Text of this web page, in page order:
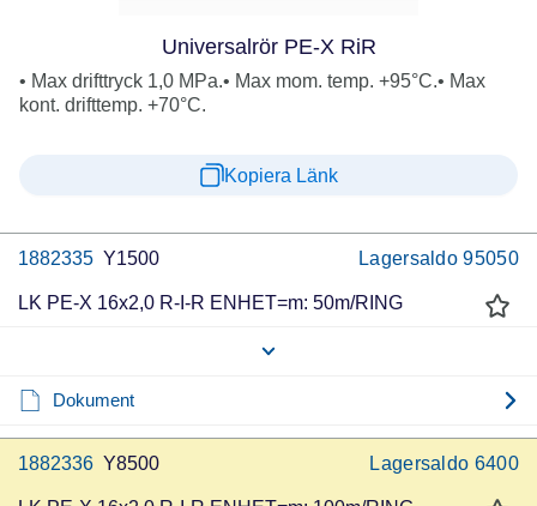
Universalrör PE-X RiR
• Max drifttryck 1,0 MPa.• Max mom. temp. +95°C.• Max
kont. drifttemp. +70°C.
Kopiera Länk
1882335 Y1500 Lagersaldo 95050
LK PE-X 16x2,0 R-I-R ENHET=m: 50m/RING
Dokument
1882336 Y8500 Lagersaldo 6400